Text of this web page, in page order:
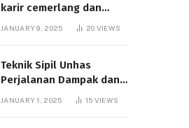
karir cemerlang dan
JANUARY 9, 2025 20 VIEWS
Teknik Sipil Unhas
Perjalanan Dampak dan
JANUARY 1, 2025 15 VIEWS